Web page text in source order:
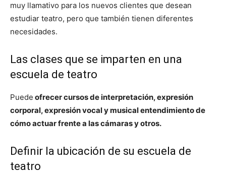
muy llamativo para los nuevos clientes que desean
estudiar teatro, pero que también tienen diferentes
necesidades.
Las clases que se imparten en una
escuela de teatro
Puede ofrecer cursos de interpretación, expresión
corporal, expresión vocal y musical entendimiento de
cómo actuar frente a las cámaras y otros.
Definir la ubicación de su escuela de
teatro